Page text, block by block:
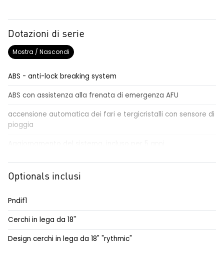
Dotazioni di serie
Mostra / Nascondi
ABS - anti-lock breaking system
ABS con assistenza alla frenata di emergenza AFU
accensione automatica dei fari e tergicristalli con sensore di
pioggia
airbag centrale, airbag laterali e a tendina anteriori e
posteriori
alzacristalli anteriori elettrici impulsionali
alzacristalli posteriori elettrici impulsionali
Optionals inclusi
Pndif1
Cerchi in lega da 18''
Design cerchi in lega da 18" "rythmic"